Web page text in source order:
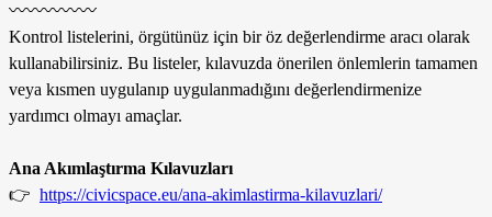
〰️〰️〰️〰️〰️
Kontrol listelerini, örgütünüz için bir öz değerlendirme aracı olarak
kullanabilirsiniz. Bu listeler, kılavuzda önerilen önlemlerin tamamen
veya kısmen uygulanıp uygulanmadığını değerlendirmenize
yardımcı olmayı amaçlar.
Ana Akımlaştırma Kılavuzları
👉 https://civicspace.eu/ana-akimlastirma-kilavuzlari/